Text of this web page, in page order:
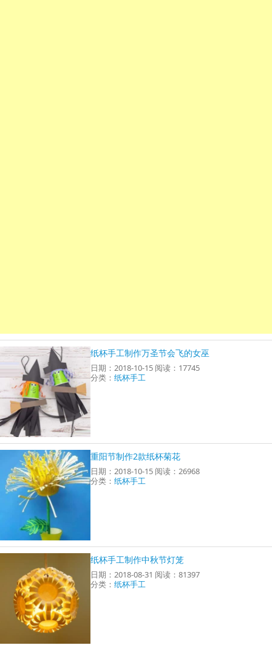
纸杯手工制作万圣节会飞的女巫
日期：2018-10-15 阅读：17745
分类：纸杯手工
重阳节制作2款纸杯菊花
日期：2018-10-15 阅读：26968
分类：纸杯手工
纸杯手工制作中秋节灯笼
日期：2018-08-31 阅读：81397
分类：纸杯手工